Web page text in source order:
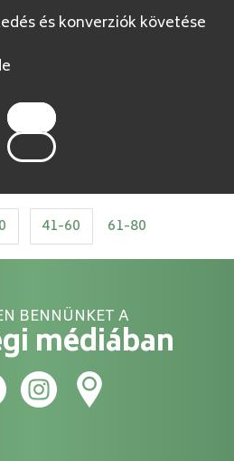
és konverziók követése
41-60 61-80
BENNÜNKET A
médiában